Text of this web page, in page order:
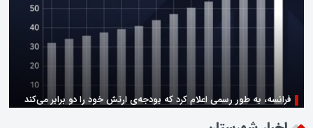
فرانسه، به طور رسمی اعلام کرد که بودجه‌ی ارتش خود را دو برابر می‌کند